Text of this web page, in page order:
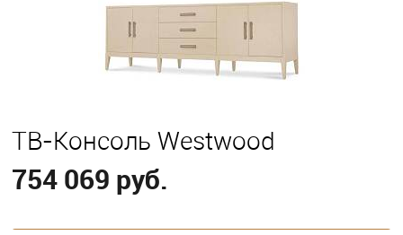
ТВ-Консоль Westwood
754 069 руб.